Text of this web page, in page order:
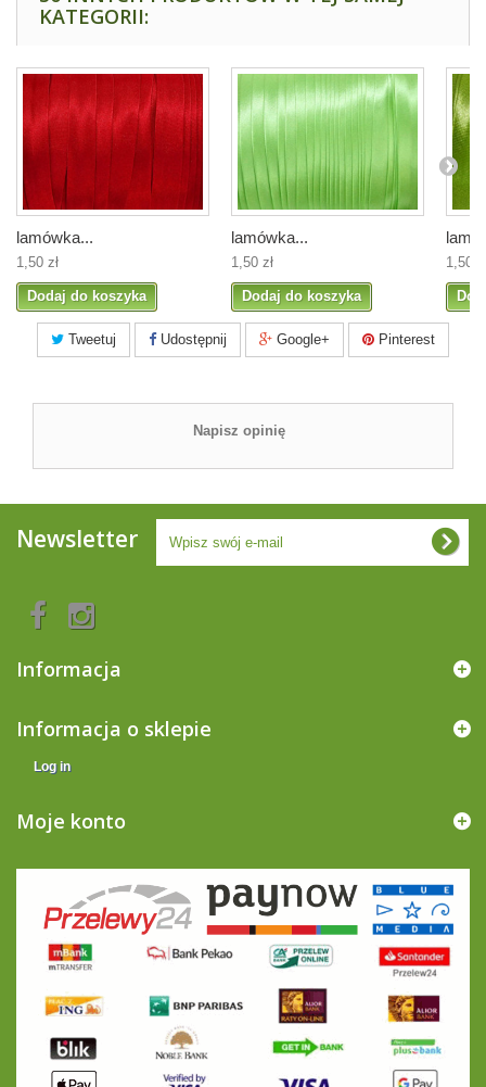
KATEGORII:
lamówka...
1,50 zł
Dodaj do koszyka
lamówka...
1,50 zł
Dodaj do koszyka
1,50
Tweetuj Udostępnij Google+ Pinterest
Napisz opinię
Newsletter
Informacja
Informacja o sklepie
Log in
Moje konto